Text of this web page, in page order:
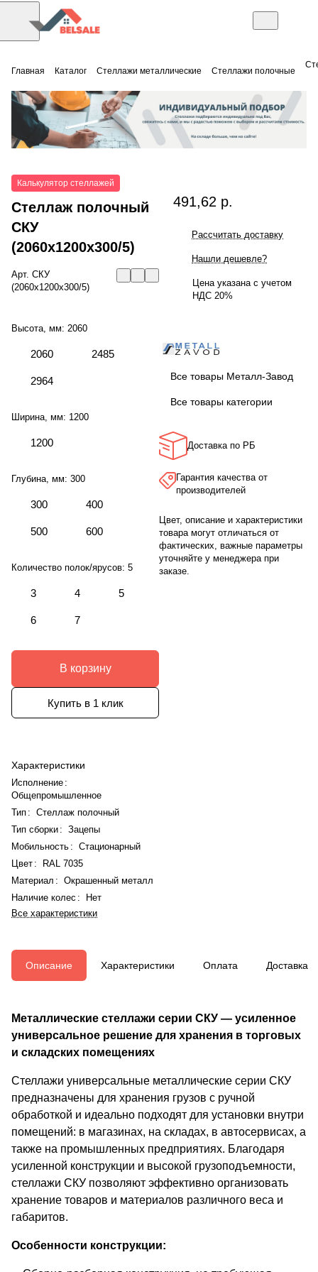
Главная Каталог Стеллажи металлические Стеллажи полочные
Калькулятор стеллажей
Стеллаж полочный
СКУ
(2060x1200x300/5)
Арт. СКУ
(2060x1200x300/5)
Высота, мм: 2060
2060 2485
2964
Ширина, мм: 1200
1200
Глубина, мм: 300
300 400
500 600
Количество полок/ярусов: 5
3 4 5
6 7
В корзину
Купить в 1 клик
Характеристики
Исполнение :
Общепромышленное
Тип : Стеллаж полочный
Тип сборки: Зацепы
Мобильность : Стационарный
Цвет :
RAL 7035
Материал : Окрашенный металл
Наличие колес :
Нет
Все характеристики
491,62 р.
Рассчитать доставку
Нашли дешевле?
Цена указана с учетом
НДС 20%
Все товары Металл-Завод
Все товары категории
Доставка по РБ
Гарантия качества от
производителей
Цвет, описание и характеристики
товара могут отличаться от
фактических, важные параметры
уточняйте у менеджера при
заказе.
Описание Характеристики Оплата Доставка
Металлические стеллажи серии СКУ — усиленное
универсальное решение для хранения в торговых
и складских помещениях
Стеллажи универсальные металлические серии СКУ
предназначены для хранения грузов с ручной
обработкой и идеально подходят для установки внутри
помещений: в магазинах, на складах, в автосервисах, а
также на промышленных предприятиях. Благодаря
усиленной конструкции и высокой грузоподъемности,
стеллажи СКУ позволяют эффективно организовать
хранение товаров и материалов различного веса и
габаритов.
Особенности конструкции: